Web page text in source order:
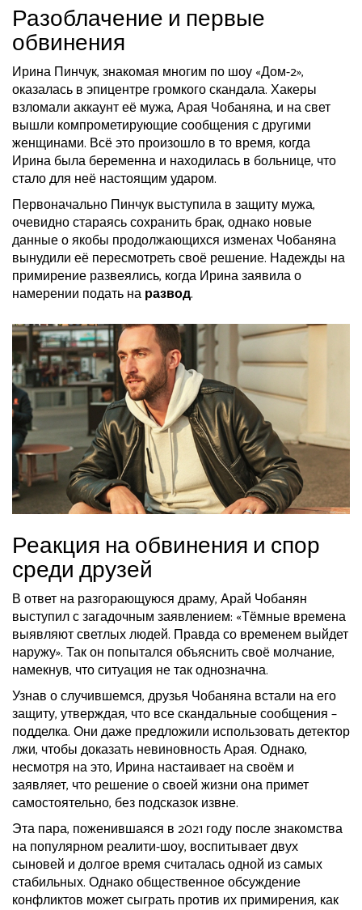
Разоблачение и первые
обвинения
Ирина Пинчук, знакомая многим по шоу «Дом-2»,
оказалась в эпицентре громкого скандала. Хакеры
взломали аккаунт её мужа, Арая Чобаняна, и на свет
вышли компрометирующие сообщения с другими
женщинами. Всё это произошло в то время, когда
Ирина была беременна и находилась в больнице, что
стало для неё настоящим ударом.
Первоначально Пинчук выступила в защиту мужа,
очевидно стараясь сохранить брак, однако новые
данные о якобы продолжающихся изменах Чобаняна
вынудили её пересмотреть своё решение. Надежды на
примирение развеялись, когда Ирина заявила о
намерении подать наразвод.
Реакция на обвинения и спор
среди друзей
В ответ на разгорающуюся драму, Арай Чобанян
выступил с загадочным заявлением: «Тёмные времена
выявляют светлых людей. Правда со временем выйдет
наружу». Так он попытался объяснить своё молчание,
намекнув, что ситуация не так однозначна.
Узнав о случившемся, друзья Чобаняна встали на его
защиту, утверждая, что все скандальные сообщения –
подделка. Они даже предложили использовать детектор
лжи, чтобы доказать невиновность Арая. Однако,
несмотря на это, Ирина настаивает на своём и
заявляет, что решение о своей жизни она примет
самостоятельно, без подсказок извне.
Эта пара, поженившаяся в 2021 году после знакомства
на популярном реалити-шоу, воспитывает двух
сыновей и долгое время считалась одной из самых
стабильных. Однако общественное обсуждение
конфликтов может сыграть против их примирения, как